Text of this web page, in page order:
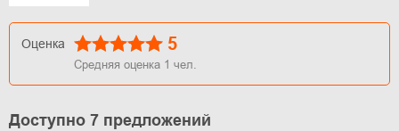
Оценка 5
Средняя оценка 1 чел.
Доступно 7 предложений